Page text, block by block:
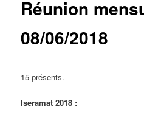
Réunion
08/06/2018
15 présents.
Iseramat 2018 :